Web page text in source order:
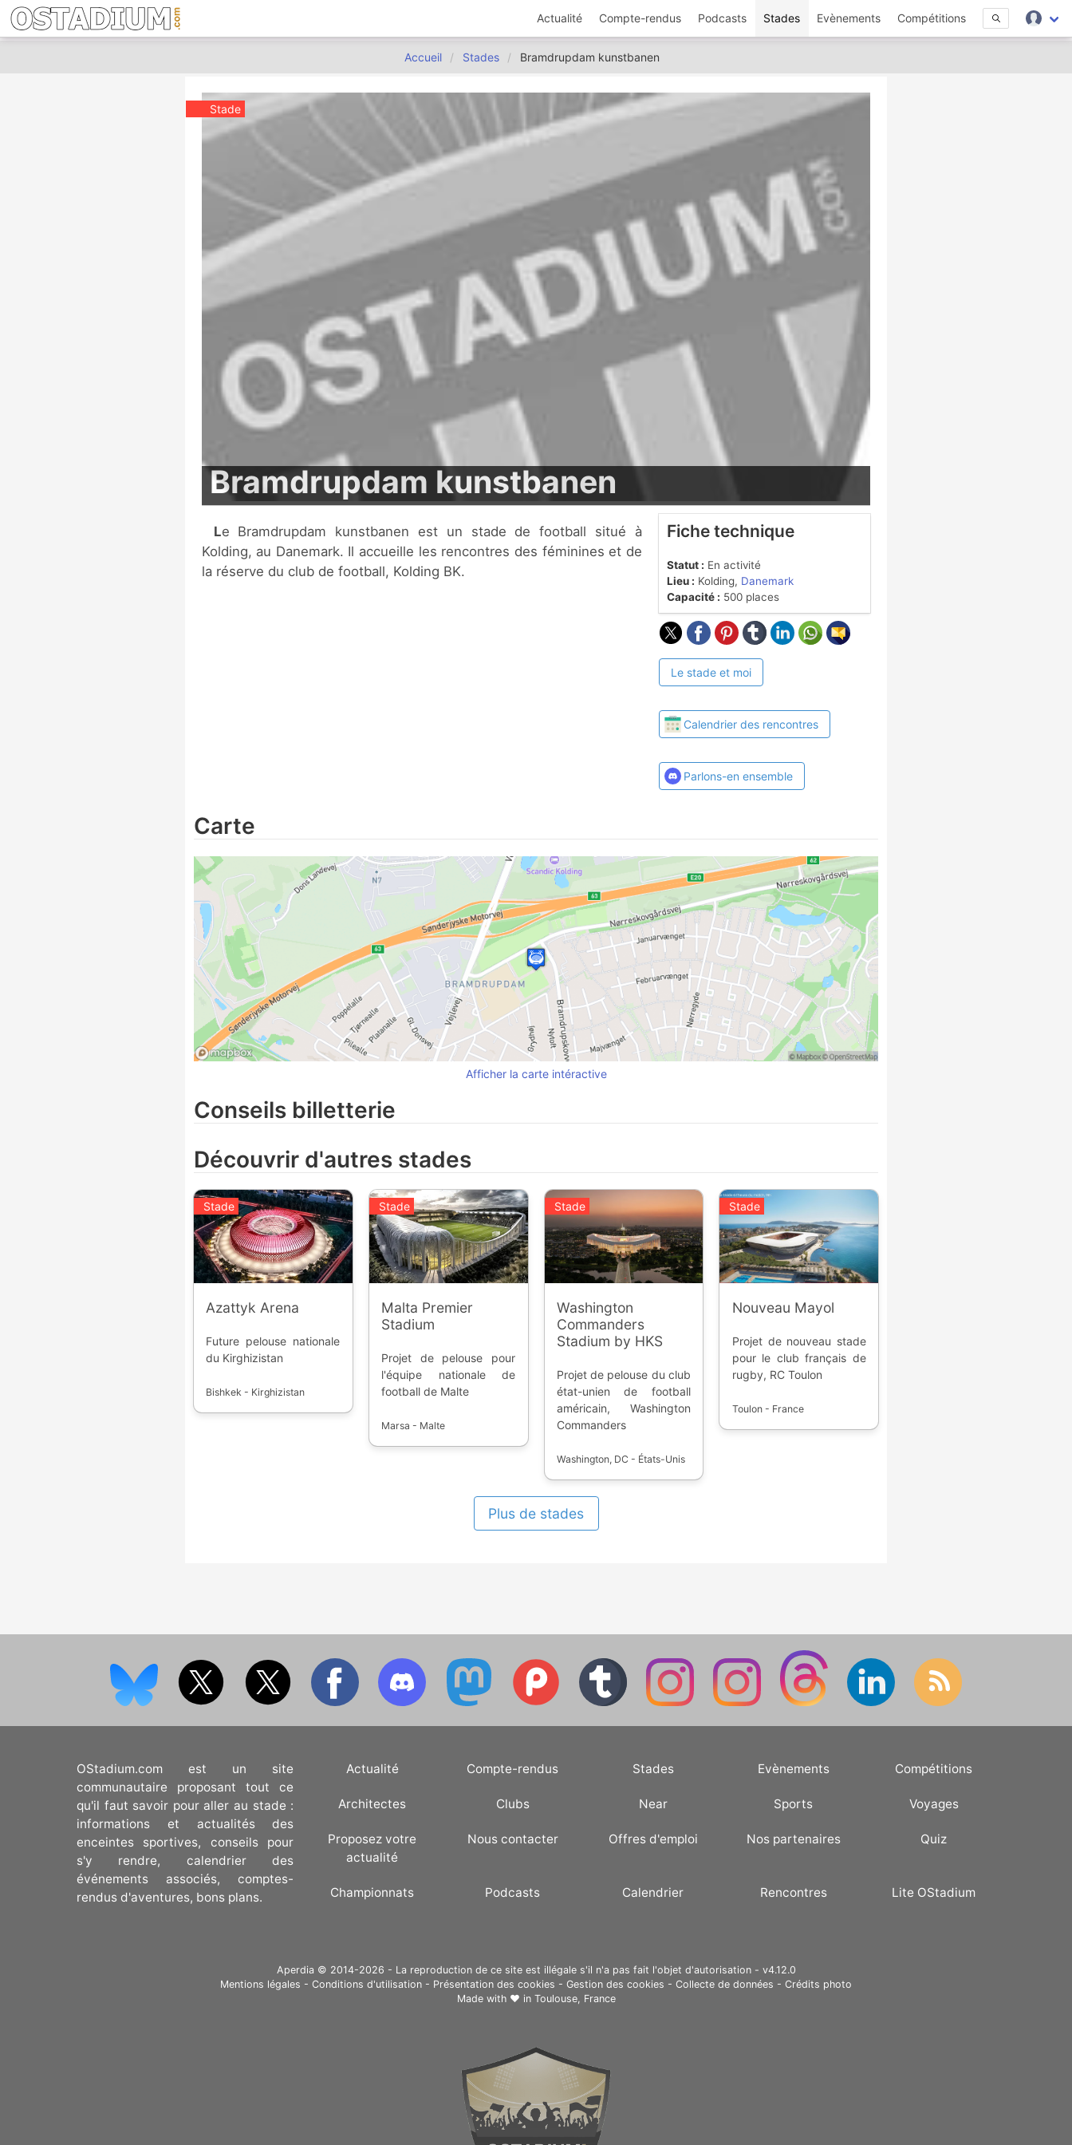
Actualité Compte-rendus Podcasts Stades Evènements Compétitions
Accueil Stades Bramdrupdam kunstbanen
Stade
Bramdrupdam kunstbanen
Le Bramdrupdam kunstbanen est un stade de football situé à
Kolding, au Danemark. Il accueille les rencontres des féminines et de
la réserve du club de football, Kolding BK.
Fiche technique
Statut : En activité
Lieu : Kolding, Danemark
Capacité : 500 places
Le stade et moi
Calendrier des rencontres
Parlons-en ensemble
Carte
Afficher la carte intéractive
Conseils billetterie
Découvrir d'autres stades
Stade
Azattyk Arena
Future pelouse nationale
du Kirghizistan
Bishkek - Kirghizistan
Stade
Malta Premier
Stadium
Projet de pelouse pour
l'équipe nationale de
football de Malte
Marsa - Malte
Stade
Washington
Commanders
Stadium by HKS
Projet de pelouse du club
état-unien de football
américain, Washington
Commanders
Washington, DC - États-Unis
Stade
Nouveau Mayol
Projet de nouveau stade
pour le club français de
rugby, RC Toulon
Toulon - France
Plus de stades
OStadium.com est un site
communautaire proposant tout ce
qu'il faut savoir pour aller au stade :
informations et actualités des
enceintes sportives, conseils pour
s'y rendre, calendrier des
événements associés, comptes-
rendus d'aventures, bons plans.
Actualité Compte-rendus Stades Evènements Compétitions
Architectes Clubs Near Sports Voyages
Proposez votre
actualité
Nous contacter Offres d'emploi Nos partenaires Quiz
Championnats Podcasts Calendrier Rencontres Lite OStadium
Aperdia © 2014-2026 - La reproduction de ce site est illégale s'il n'a pas fait l'objet d'autorisation - v4.12.0
Mentions légales - Conditions d'utilisation - Présentation des cookies - Gestion des cookies - Collecte de données - Crédits photo
Made with ❤ in Toulouse, France